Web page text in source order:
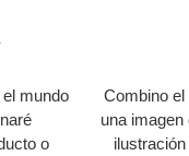
mundo
o
Combino
una